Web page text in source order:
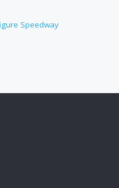
Speedway